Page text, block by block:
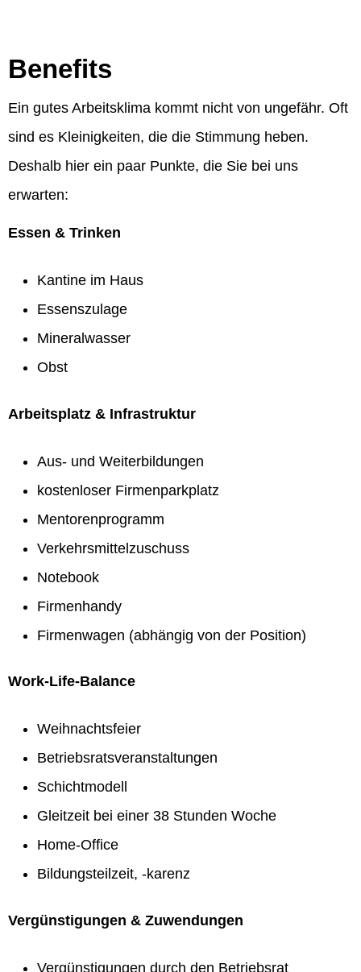
Benefits
Ein gutes Arbeitsklima kommt nicht von ungefähr. Oft
sind es Kleinigkeiten, die die Stimmung heben.
Deshalb hier ein paar Punkte, die Sie bei uns
erwarten:
Essen & Trinken
Kantine im Haus
Essenszulage
Mineralwasser
Obst
Arbeitsplatz & Infrastruktur
Aus- und Weiterbildungen
kostenloser Firmenparkplatz
Mentorenprogramm
Verkehrsmittelzuschuss
Notebook
Firmenhandy
Firmenwagen (abhängig von der Position)
Work-Life-Balance
Weihnachtsfeier
Betriebsratsveranstaltungen
Schichtmodell
Gleitzeit bei einer 38 Stunden Woche
Home-Office
Bildungsteilzeit, -karenz
Vergünstigungen & Zuwendungen
Vergünstigungen durch den Betriebsrat